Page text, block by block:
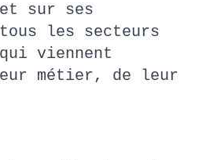
sur ses
les secteurs
viennent
métier, de leur